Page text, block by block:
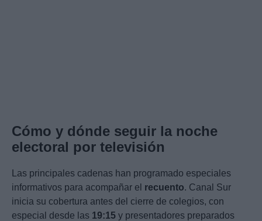
Cómo y dónde seguir la noche
electoral por televisión
Las principales cadenas han programado especiales
informativos para acompañar el recuento. Canal Sur
inicia su cobertura antes del cierre de colegios, con
especial desde las 19:15 y presentadores preparados